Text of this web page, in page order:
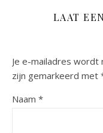
LAAT
Je e-mailadres wordt
zijn gemarkeerd met
Naam *